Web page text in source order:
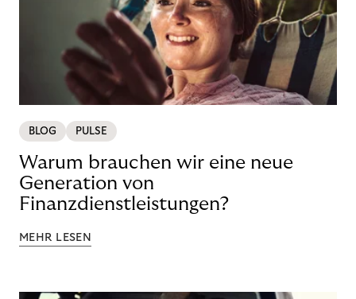
BLOG PULSE
Warum brauchen wir eine neue
Generation von
Finanzdienstleistungen?
MEHR LESEN